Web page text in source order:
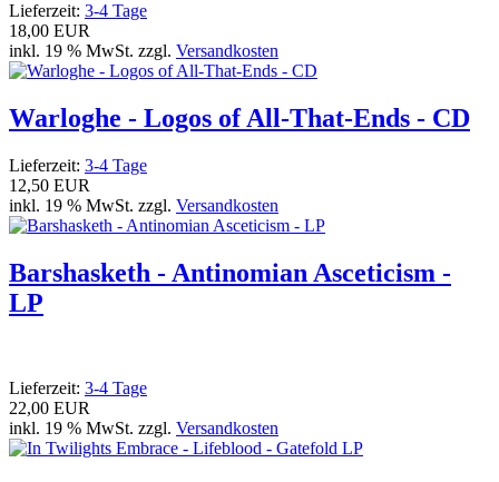
Lieferzeit: 3-4 Tage
18,00 EUR
inkl. 19 % MwSt. zzgl. Versandkosten
Warloghe - Logos of All-That-Ends - CD
Lieferzeit: 3-4 Tage
12,50 EUR
inkl. 19 % MwSt. zzgl. Versandkosten
Barshasketh - Antinomian Asceticism -
LP
Lieferzeit: 3-4 Tage
22,00 EUR
inkl. 19 % MwSt. zzgl. Versandkosten